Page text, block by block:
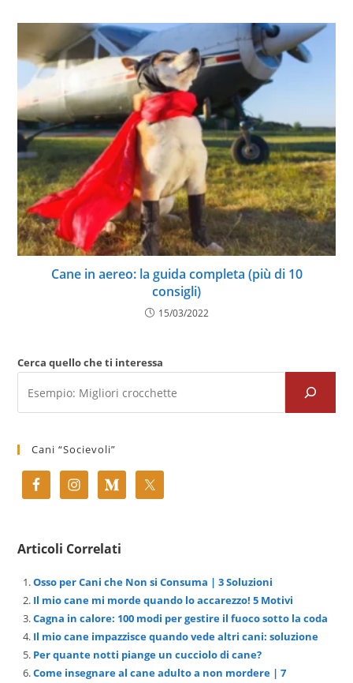
Cane in aereo: la guida completa (più di 10
consigli)
15/03/2022
Cerca quello che ti interessa
Cani “Socievoli”
Articoli Correlati
Osso per Cani che Non si Consuma | 3 Soluzioni
Il mio cane mi morde quando lo accarezzo! 5 Motivi
Cagna in calore: 100 modi per gestire il fuoco sotto la coda
Il mio cane impazzisce quando vede altri cani: soluzione
Per quante notti piange un cucciolo di cane?
Come insegnare al cane adulto a non mordere | 7